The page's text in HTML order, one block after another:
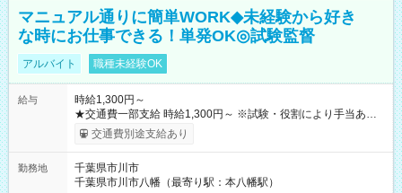
マニュアル通りに簡単WORK◆未経験から好き
な時にお仕事できる！単発OK◎試験監督
アルバイト 職種未経験OK
給与
時給1,300円～
★交通費一部支給 時給1,300円～ ※試験・役割により手当あり
※勤務回数により昇給あり 【即給（前払い）オプションあ
り！】 希望される場合、勤務から1週間ほどで給与の一部を受け
例】 ・河合塾模擬試験 8:30～17:30（休憩1時間） 時給1,300円
×8時間＝日収10,400円＋交通費 ※当日の役割により時給＋100
交通費別途支給あり
勤務地
千葉県市川市
千葉県市川市八幡（最寄り駅：本八幡駅）